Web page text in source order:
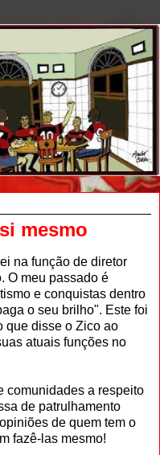
mesmo
na função de diretor
O meu passado é
e conquistas dentro
o seu brilho". Este foi
que disse o Zico ao
atuais funções no
comunidades a respeito
de patrulhamento
de quem tem o
fazê-las mesmo!